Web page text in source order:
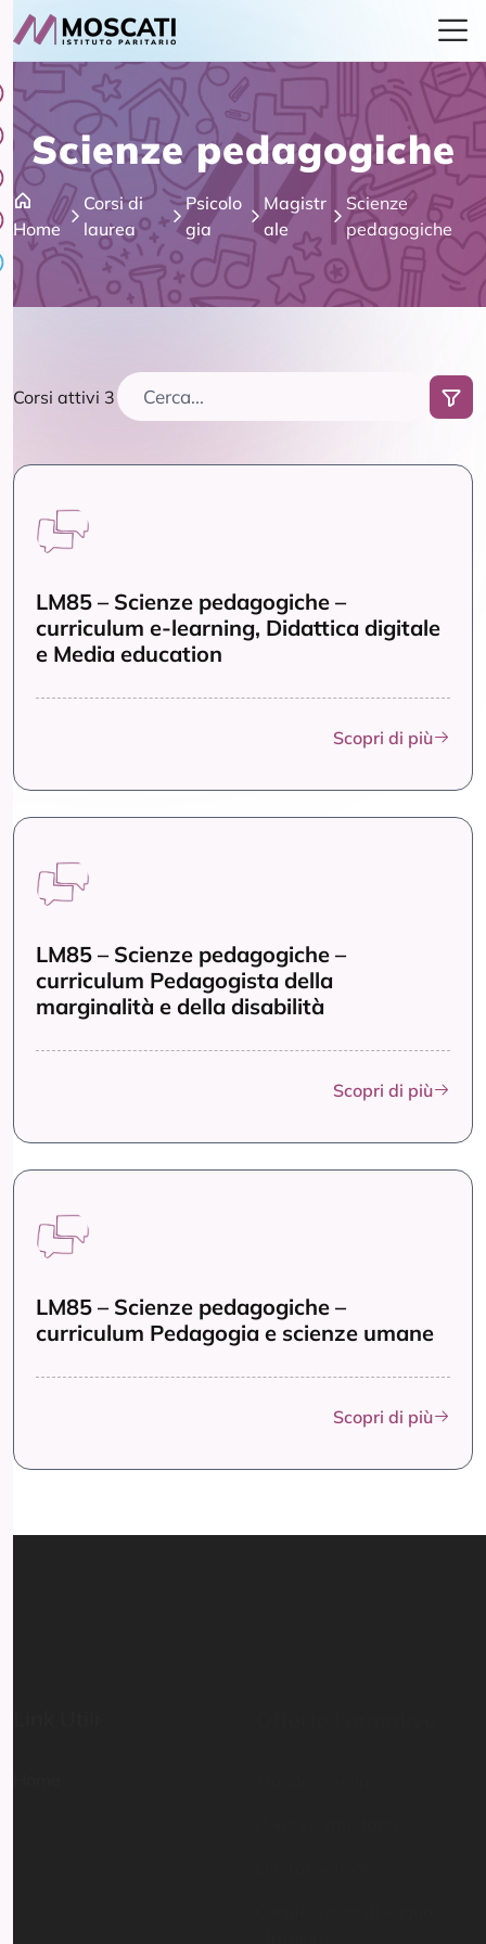
Scienze pedagogiche
Home
Corsi di
laurea
Psicolo
gia
Magistr
ale
Scienze
pedagogiche
Corsi attivi 3
LM85 – Scienze pedagogiche –
curriculum e-learning, Didattica digitale
e Media education
Scopri di più
LM85 – Scienze pedagogiche –
curriculum Pedagogista della
marginalità e della disabilità
Scopri di più
LM85 – Scienze pedagogiche –
curriculum Pedagogia e scienze umane
Scopri di più